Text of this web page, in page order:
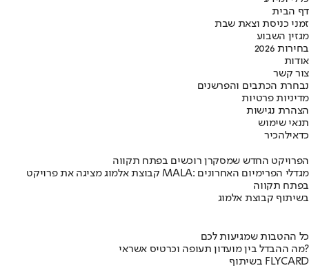
דף הבית
זמני כניסת וצאת שבת
מגזין השבוע
בחירות 2026
אודות
צור קשר
נבחרת הכתבים והפרשנים
מדיניות פרטיות
הצהרת נגישות
תנאי שימוש
כדאילהכיר
הפרויקט החדש שמסקרן רוכשים בפתח תקווה
קבוצת אלמוג מציגה את פרויקט MALA: מגדלי הפרימיום האחרונים
בפתח תקווה
בשיתוף קבוצת אלמוג
כל ההטבות שמגיעות לכם
מה ההבדל בין מועדון תעופה וכרטיס אשראי?
בשיתוף FLYCARD